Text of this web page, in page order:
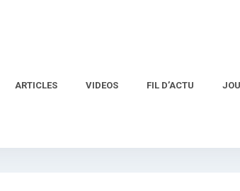
ARTICLES VIDEOS FIL D’ACTU